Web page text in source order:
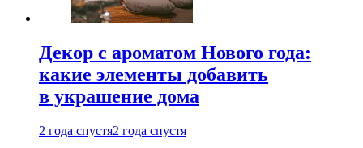
Декор с ароматом Нового года:
какие элементы добавить
в украшение дома
2 года спустя2 года спустя